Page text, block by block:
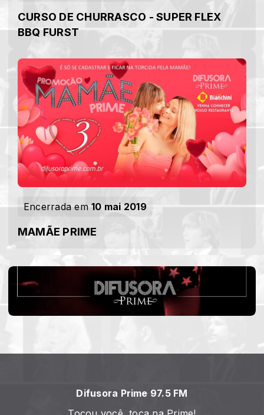
CURSO DE CHURRASCO - SUPER FLEX
BBQ FURST
Encerrada em10 mai 2019
MAMÃE PRIME
Difusora Prime 97.5 FM